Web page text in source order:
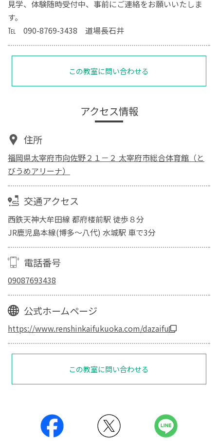
見学、体験随時受付中、事前にご連絡をお願いいたしま
す。
℡ 090-8769-3438 道場長石井
この教室に問い合わせる
アクセス情報
住所
福岡県太宰府市向佐野２１－２ 太宰府市総合体育館（と
びうめアリーナ）
交通アクセス
西鉄天神大牟田線 都府楼前駅 徒歩８分
JR鹿児島本線(博多～八代) 水城駅 車で3分
電話番号
09087693438
公式ホームページ
https://www.renshinkaifukuoka.com/dazaifu
この教室に問い合わせる